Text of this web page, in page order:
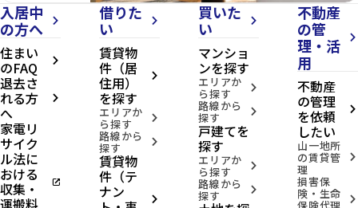
入居中
の方へ
arrow_forward_ios
住まい
のFAQ arrow_forward_ios
退去さ
れる方
へ
arrow_forward_ios
家電リ
サイク
ル法に
おける
収集・
運搬料
open_in_new
借りた
い
arrow_forward_ios
賃貸物
件（居
住用）
を探す
arrow_forward_ios
エリアか
ら探す arrow_forward_ios
路線から
探す arrow_forward_ios
賃貸物
件（テ
ナン arrow_forward_ios
買いた
い
arrow_forward_ios
マンショ
ンを探す
エリアか
ら探す arrow_forward_ios
路線から
探す arrow_forward_ios
戸建てを
探す
エリアか
ら探す arrow_forward_ios
路線から
探す arrow_forward_ios
不動産
の管
理・活
用
arrow_forward_ios
不動産
の管理
を依頼
したい
arrow_forward_ios
山一地所
の賃貸管
理
arrow_forward_ios
損害保
険・生命
保険代理 arrow_forward_ios